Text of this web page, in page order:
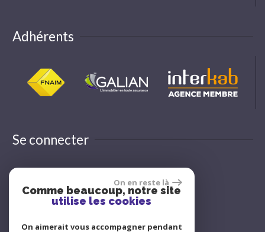
Adhérents
Se connecter
Espace propriétaire
On en reste là
Comme beaucoup, notre site
utilise les cookies
On aimerait vous accompagner pendant